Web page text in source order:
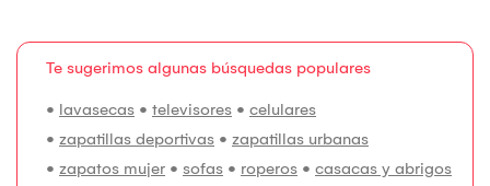
Te sugerimos algunas búsquedas populares
• lavasecas • televisores • celulares
• zapatillas deportivas • zapatillas urbanas
• zapatos mujer • sofas • roperos • casacas y abrigos